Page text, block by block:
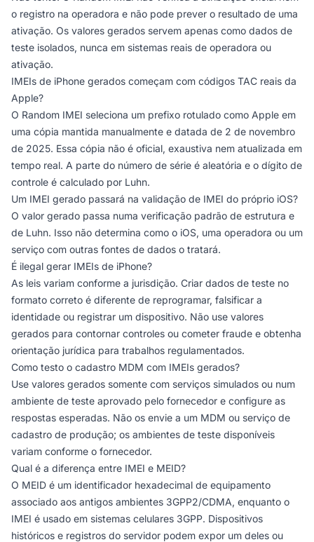
o registro na operadora e não pode prever o resultado de uma
ativação. Os valores gerados servem apenas como dados de
teste isolados, nunca em sistemas reais de operadora ou
ativação.
IMEIs de iPhone gerados começam com códigos TAC reais da
Apple?
O Random IMEI seleciona um prefixo rotulado como Apple em
uma cópia mantida manualmente e datada de 2 de novembro
de 2025. Essa cópia não é oficial, exaustiva nem atualizada em
tempo real. A parte do número de série é aleatória e o dígito de
controle é calculado por Luhn.
Um IMEI gerado passará na validação de IMEI do próprio iOS?
O valor gerado passa numa verificação padrão de estrutura e
de Luhn. Isso não determina como o iOS, uma operadora ou um
serviço com outras fontes de dados o tratará.
É ilegal gerar IMEIs de iPhone?
As leis variam conforme a jurisdição. Criar dados de teste no
formato correto é diferente de reprogramar, falsificar a
identidade ou registrar um dispositivo. Não use valores
gerados para contornar controles ou cometer fraude e obtenha
orientação jurídica para trabalhos regulamentados.
Como testo o cadastro MDM com IMEIs gerados?
Use valores gerados somente com serviços simulados ou num
ambiente de teste aprovado pelo fornecedor e configure as
respostas esperadas. Não os envie a um MDM ou serviço de
cadastro de produção; os ambientes de teste disponíveis
variam conforme o fornecedor.
Qual é a diferença entre IMEI e MEID?
O MEID é um identificador hexadecimal de equipamento
associado aos antigos ambientes 3GPP2/CDMA, enquanto o
IMEI é usado em sistemas celulares 3GPP. Dispositivos
históricos e registros do servidor podem expor um deles ou